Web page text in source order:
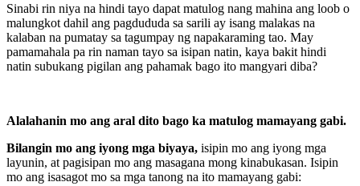
Sinabi rin niya na hindi tayo dapat matulog nang mahina ang loob o
malungkot dahil ang pagdududa sa sarili ay isang malakas na
kalaban na pumatay sa tagumpay ng napakaraming tao. May
pamamahala pa rin naman tayo sa isipan natin, kaya bakit hindi
natin subukang pigilan ang pahamak bago ito mangyari diba?
Alalahanin mo ang aral dito bago ka matulog mamayang gabi.
Bilangin mo ang iyong mga biyaya, isipin mo ang iyong mga
layunin, at pagisipan mo ang masagana mong kinabukasan. Isipin
mo ang isasagot mo sa mga tanong na ito mamayang gabi: